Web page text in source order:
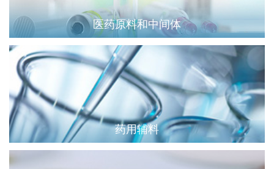
医药原料和中间体
药用辅料